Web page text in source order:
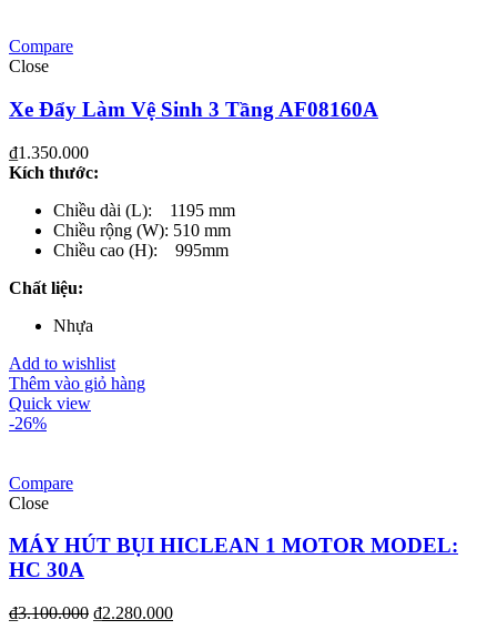
Compare
Close
Xe Đẩy Làm Vệ Sinh 3 Tầng AF08160A
₫1.350.000
Kích thước:
Chiều dài (L): 1195 mm
Chiều rộng (W): 510 mm
Chiều cao (H): 995mm
Chất liệu:
Nhựa
Add to wishlist
Thêm vào giỏ hàng
Quick view
-26%
Compare
Close
MÁY HÚT BỤI HICLEAN 1 MOTOR MODEL:
HC 30A
₫3.100.000 ₫2.280.000